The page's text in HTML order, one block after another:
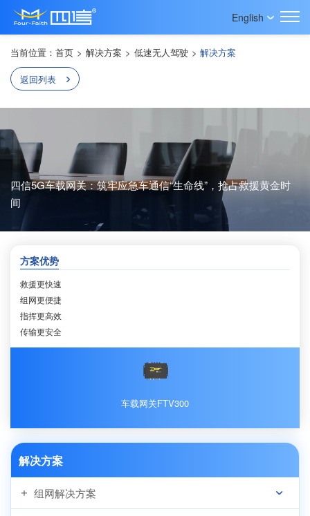
English
当前位置： 首页 > 解决方案 > 低速无人驾驶 > 解决方案
返回列表
四信5G车载网关：筑牢应急车通信“生命线”，抢占救援黄金时
间
方案优势
救援更快速
组网更便捷
指挥更高效
传输更安全
车载网关FTV300
解决方案
组网解决方案